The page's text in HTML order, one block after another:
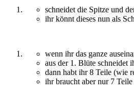
schneidet die Spitze und
ihr könnt dieses nun als
wenn ihr das ganze
aus der 1. Blüte schneidet
dann habt ihr 8 Teile (wie
ihr braucht aber nur 7